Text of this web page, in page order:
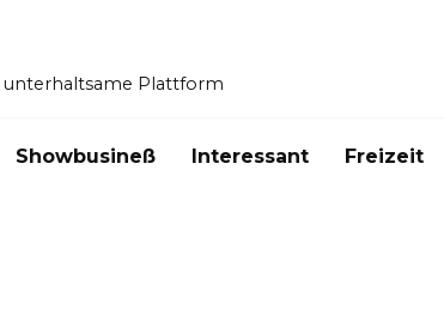
unterhaltsame Plattform
Showbusineß Interessant Freizeit